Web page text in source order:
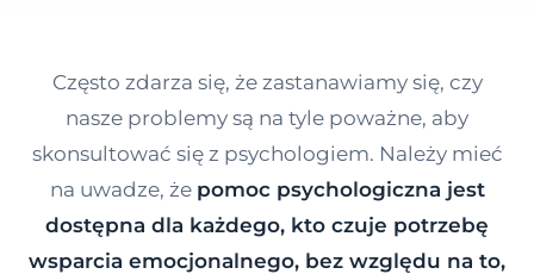
Dawka wiedzy
Kontakt
Często zdarza się, że zastanawiamy się, czy
nasze problemy są na tyle poważne, aby
skonsultować się z psychologiem. Należy mieć
na uwadze, że pomoc psychologiczna jest
dostępna dla każdego, kto czuje potrzebę
wsparcia emocjonalnego, bez względu na to,